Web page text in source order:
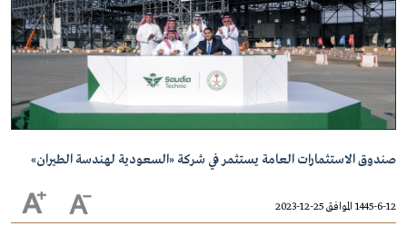
صندوق الاستثمارات العامة يستثمر في شركة «السعودية لهندسة الطيران»
1445-6-12 الموافق 25-12-2023